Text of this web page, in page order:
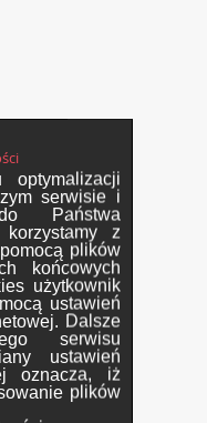
optymalizacji
serwisie i
Państwa
korzystamy z
plików
końcowych
użytkownik
ustawień
Dalsze
serwisu
ustawień
oznacza, iż
plików